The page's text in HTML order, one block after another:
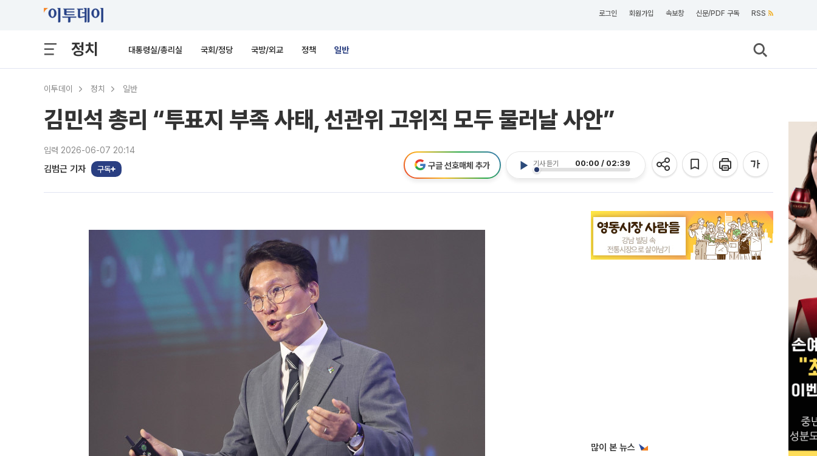
로그인 회원가입 속보창 신문/PDF 구독 RSS
정치 대통령실/총리실 국회/정당 국방/외교 정책 일반
이투데이 정치 일반
김민석 총리 “투표지 부족 사태, 선관위 고위직 모두 물러날 사안”
입력 2026-06-07 20:14
김범근 기자 구독
기사 듣기 00:00 / 02:39
구글 선호매체 추가
많이 본 뉴스